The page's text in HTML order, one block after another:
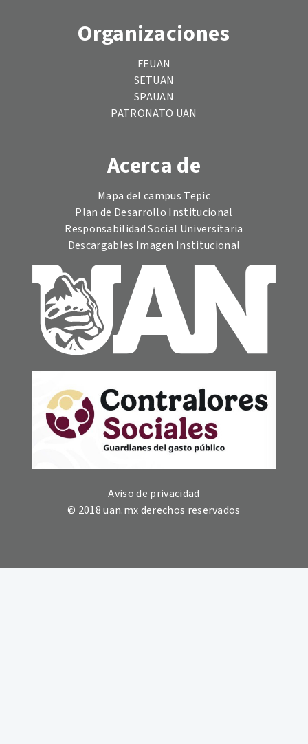
Organizaciones
FEUAN
SETUAN
SPAUAN
PATRONATO UAN
Acerca de
Mapa del campus Tepic
Plan de Desarrollo Institucional
Responsabilidad Social Universitaria
Descargables Imagen Institucional
Aviso de privacidad
© 2018 uan.mx derechos reservados